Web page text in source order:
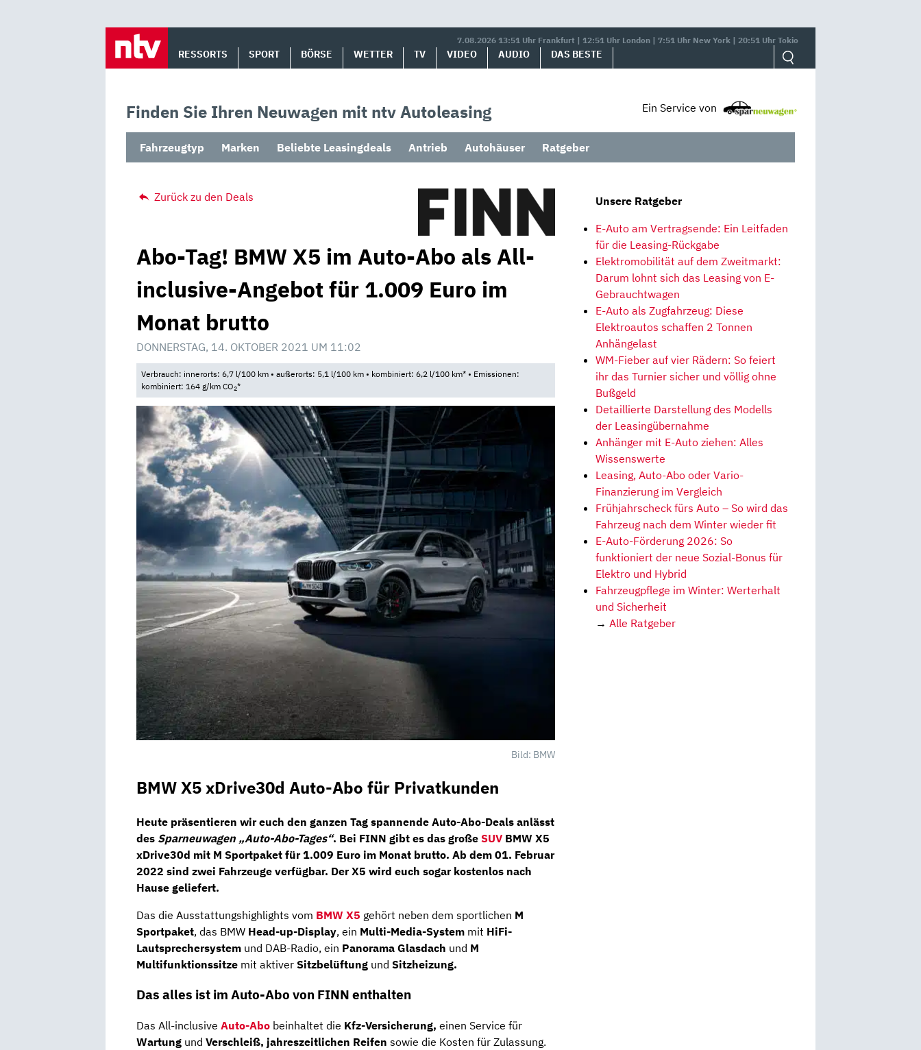
7.08.2026 13:51 Uhr Frankfurt | 12:51 Uhr London | 7:51 Uhr New York | 20:51 Uhr Tokio
RESSORTS SPORT BÖRSE WETTER TV VIDEO AUDIO DAS BESTE
Finden Sie Ihren Neuwagen mit ntv Autoleasing Ein Service von
Fahrzeugtyp Marken Beliebte Leasingdeals Antrieb Autohäuser Ratgeber
Zurück zu den Deals
Abo-Tag! BMW X5 im Auto-Abo als All-
inclusive-Angebot für 1.009 Euro im
Monat brutto
DONNERSTAG, 14. OKTOBER 2021 UM 11:02
Verbrauch: innerorts: 6,7 l/100 km • außerorts: 5,1 l/100 km • kombiniert: 6,2 l/100 km* • Emissionen:
kombiniert: 164 g/km CO2*
Bild: BMW
BMW X5 xDrive30d Auto-Abo für Privatkunden
Heute präsentieren wir euch den ganzen Tag spannende Auto-Abo-Deals anlässt
des Sparneuwagen „Auto-Abo-Tages“. Bei FINN gibt es das große SUV BMW X5
xDrive30d mit M Sportpaket für1.009 Euro im Monat brutto. Ab dem 01. Februar
2022 sind zwei Fahrzeuge verfügbar. Der X5 wird euch sogar kostenlos nach
Hause geliefert.
Das die Ausstattungshighlights vom BMW X5 gehört neben dem sportlichen M
Sportpaket, das BMW Head-up-Display, ein Multi-Media-System mit HiFi-
Lautsprechersystem und DAB-Radio, ein Panorama Glasdach und M
Multifunktionssitze mit aktiver Sitzbelüftung und Sitzheizung.
Das alles ist im Auto-Abo von FINN enthalten
Das All-inclusive Auto-Abo beinhaltet die Kfz-Versicherung, einen Service für
Wartung und Verschleiß, jahreszeitlichen Reifen sowie die Kosten für Zulassung.
Unsere Ratgeber
E-Auto am Vertragsende: Ein Leitfaden
für die Leasing-Rückgabe
Elektromobilität auf dem Zweitmarkt:
Darum lohnt sich das Leasing von E-
Gebrauchtwagen
E-Auto als Zugfahrzeug: Diese
Elektroautos schaffen 2 Tonnen
Anhängelast
WM-Fieber auf vier Rädern: So feiert
ihr das Turnier sicher und völlig ohne
Bußgeld
Detaillierte Darstellung des Modells
der Leasingübernahme
Anhänger mit E-Auto ziehen: Alles
Wissenswerte
Leasing, Auto-Abo oder Vario-
Finanzierung im Vergleich
Frühjahrscheck fürs Auto – So wird das
Fahrzeug nach dem Winter wieder fit
E-Auto-Förderung 2026: So
funktioniert der neue Sozial-Bonus für
Elektro und Hybrid
Fahrzeugpflege im Winter: Werterhalt
und Sicherheit
→ Alle Ratgeber